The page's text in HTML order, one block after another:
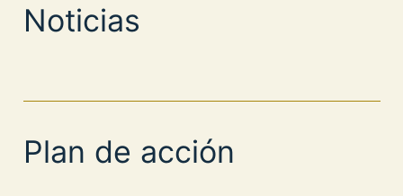
Noticias
Plan de acción